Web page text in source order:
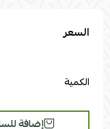
السعر
الكمية
إضافة